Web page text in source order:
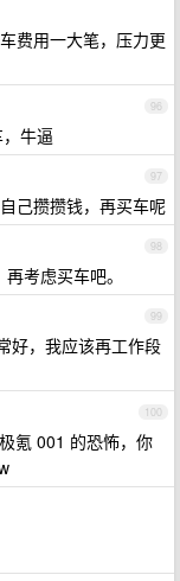
费用一大笔，压力更
96
牛逼
97
己攒攒钱，再买车呢
98
考虑买车吧。
99
好，我应该再工作段
100
氪 001 的恐怖，你